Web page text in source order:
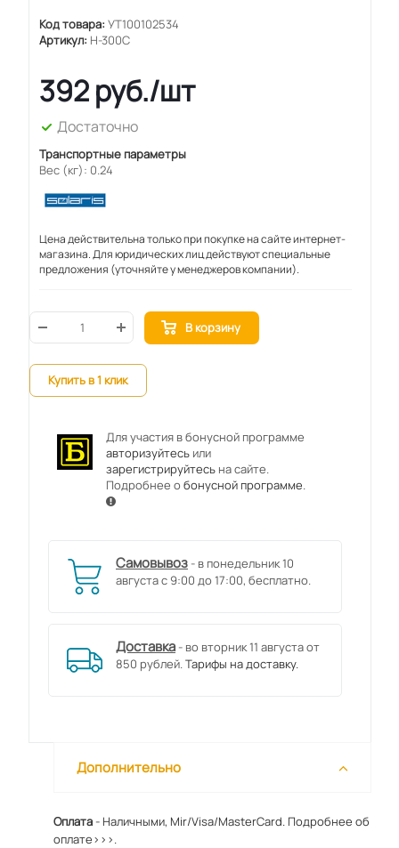
Код товара: УТ100102534
Артикул: H-300C
392руб./шт
Достаточно
Транспортные параметры
Вес (кг): 0.24
Цена действительна только при покупке на сайте интернет-
магазина. Для юридических лиц действуют специальные
предложения (уточняйте у менеджеров компании).
В корзину
Купить в 1 клик
Для участия в бонусной программе
авторизуйтесьили
зарегистрируйтесьна сайте.
Подробнее обонусной программе.
Самовывоз - в понедельник 10
августа с 9:00 до 17:00, бесплатно.
Доставка - во вторник 11 августа от
850 рублей.Тарифы на доставку.
Дополнительно
Оплата- Наличными, Mir/Visa/MasterCard. Подробнее об
оплате>>>.